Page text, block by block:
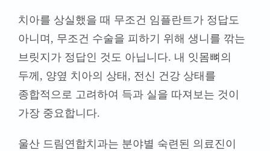
치아를 상실했을 때 무조건 임플란트가 정답도
아니며, 무조건 수술을 피하기 위해 생니를 깎는
브릿지가 정답인 것도 아닙니다. 내 잇몸뼈의
두께, 양옆 치아의 상태, 전신 건강 상태를
종합적으로 고려하여 득과 실을 따져보는 것이
가장 중요합니다.
울산 드림연합치과는 분야별 숙련된 의료진이